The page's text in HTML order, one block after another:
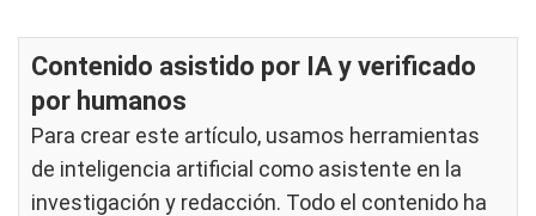
Contenido asistido por IA y verificado
por humanos
Para crear este artículo, usamos herramientas
de inteligencia artificial como asistente en la
investigación y redacción. Todo el contenido ha